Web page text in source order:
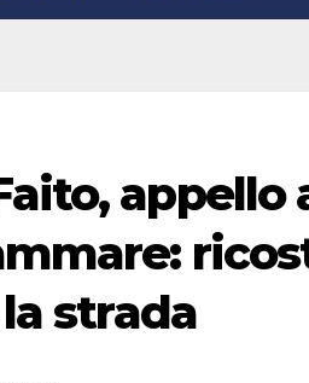
appello
strada